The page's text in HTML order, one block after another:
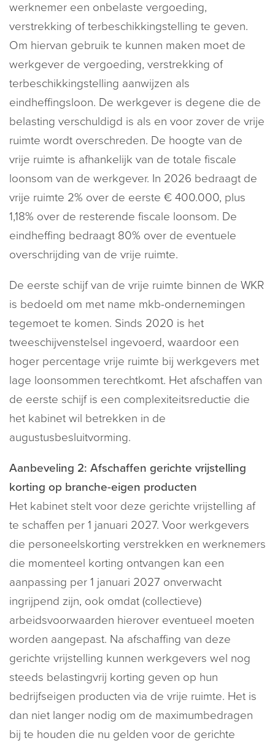
werknemer een onbelaste vergoeding,
verstrekking of terbeschikkingstelling te geven.
Om hiervan gebruik te kunnen maken moet de
werkgever de vergoeding, verstrekking of
terbeschikkingstelling aanwijzen als
eindheffingsloon. De werkgever is degene die de
belasting verschuldigd is als en voor zover de vrije
ruimte wordt overschreden. De hoogte van de
vrije ruimte is afhankelijk van de totale fiscale
loonsom van de werkgever. In 2026 bedraagt de
vrije ruimte 2% over de eerste € 400.000, plus
1,18% over de resterende fiscale loonsom. De
eindheffing bedraagt 80% over de eventuele
overschrijding van de vrije ruimte.
De eerste schijf van de vrije ruimte binnen de WKR
is bedoeld om met name mkb-ondernemingen
tegemoet te komen. Sinds 2020 is het
tweeschijvenstelsel ingevoerd, waardoor een
hoger percentage vrije ruimte bij werkgevers met
lage loonsommen terechtkomt. Het afschaffen van
de eerste schijf is een complexiteitsreductie die
het kabinet wil betrekken in de
augustusbesluitvorming.
Aanbeveling 2: Afschaffen gerichte vrijstelling
korting op branche-eigen producten
Het kabinet stelt voor deze gerichte vrijstelling af
te schaffen per 1 januari 2027. Voor werkgevers
die personeelskorting verstrekken en werknemers
die momenteel korting ontvangen kan een
aanpassing per 1 januari 2027 onverwacht
ingrijpend zijn, ook omdat (collectieve)
arbeidsvoorwaarden hierover eventueel moeten
worden aangepast. Na afschaffing van deze
gerichte vrijstelling kunnen werkgevers wel nog
steeds belastingvrij korting geven op hun
bedrijfseigen producten via de vrije ruimte. Het is
dan niet langer nodig om de maximumbedragen
bij te houden die nu gelden voor de gerichte